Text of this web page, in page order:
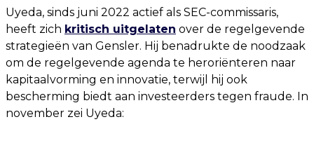
Uyeda, sinds juni 2022 actief als SEC-commissaris,
heeft zich kritisch uitgelaten over de regelgevende
strategieën van Gensler. Hij benadrukte de noodzaak
om de regelgevende agenda te heroriënteren naar
kapitaalvorming en innovatie, terwijl hij ook
bescherming biedt aan investeerders tegen fraude. In
november zei Uyeda: